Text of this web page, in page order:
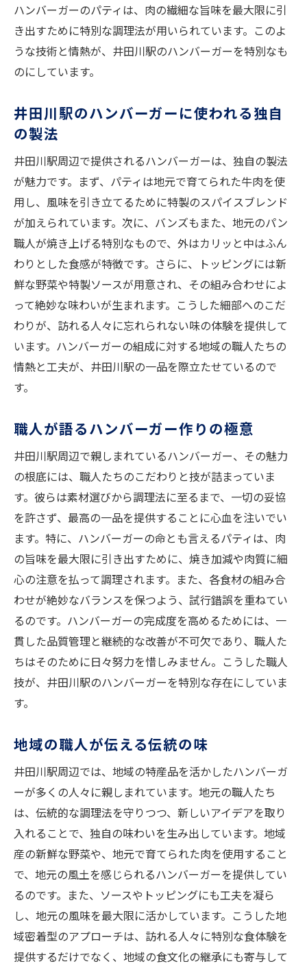
ハンバーガーのパティは、肉の繊細な旨味を最大限に引
き出すために特別な調理法が用いられています。このよ
うな技術と情熱が、井田川駅のハンバーガーを特別なも
のにしています。
井田川駅のハンバーガーに使われる独自
の製法
井田川駅周辺で提供されるハンバーガーは、独自の製法
が魅力です。まず、パティは地元で育てられた牛肉を使
用し、風味を引き立てるために特製のスパイスブレンド
が加えられています。次に、バンズもまた、地元のパン
職人が焼き上げる特別なもので、外はカリッと中はふん
わりとした食感が特徴です。さらに、トッピングには新
鮮な野菜や特製ソースが用意され、その組み合わせによ
って絶妙な味わいが生まれます。こうした細部へのこだ
わりが、訪れる人々に忘れられない味の体験を提供して
います。ハンバーガーの組成に対する地域の職人たちの
情熱と工夫が、井田川駅の一品を際立たせているので
す。
職人が語るハンバーガー作りの極意
井田川駅周辺で親しまれているハンバーガー、その魅力
の根底には、職人たちのこだわりと技が詰まっていま
す。彼らは素材選びから調理法に至るまで、一切の妥協
を許さず、最高の一品を提供することに心血を注いでい
ます。特に、ハンバーガーの命とも言えるパティは、肉
の旨味を最大限に引き出すために、焼き加減や肉質に細
心の注意を払って調理されます。また、各食材の組み合
わせが絶妙なバランスを保つよう、試行錯誤を重ねてい
るのです。ハンバーガーの完成度を高めるためには、一
貫した品質管理と継続的な改善が不可欠であり、職人た
ちはそのために日々努力を惜しみません。こうした職人
技が、井田川駅のハンバーガーを特別な存在にしていま
す。
地域の職人が伝える伝統の味
井田川駅周辺では、地域の特産品を活かしたハンバーガ
ーが多くの人々に親しまれています。地元の職人たち
は、伝統的な調理法を守りつつ、新しいアイデアを取り
入れることで、独自の味わいを生み出しています。地域
産の新鮮な野菜や、地元で育てられた肉を使用すること
で、地元の風土を感じられるハンバーガーを提供してい
るのです。また、ソースやトッピングにも工夫を凝ら
し、地元の風味を最大限に活かしています。こうした地
域密着型のアプローチは、訪れる人々に特別な食体験を
提供するだけでなく、地域の食文化の継承にも寄与して